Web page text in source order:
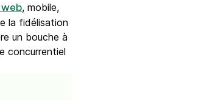
, mobile,
la fidélisation
un bouche à
concurrentiel